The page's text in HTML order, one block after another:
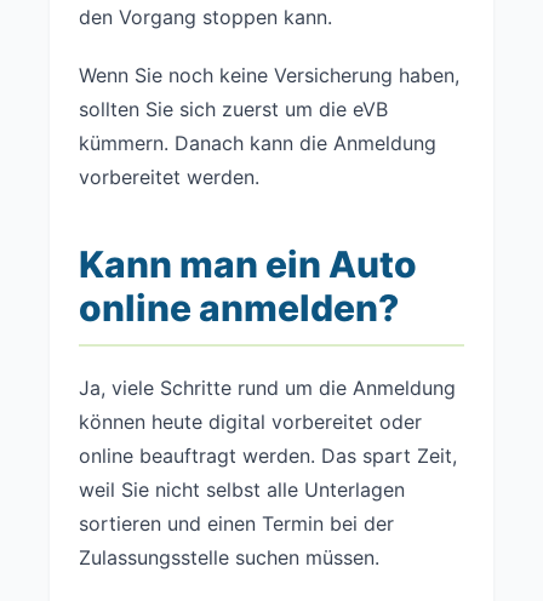
den Vorgang stoppen kann.
Wenn Sie noch keine Versicherung haben,
sollten Sie sich zuerst um die eVB
kümmern. Danach kann die Anmeldung
vorbereitet werden.
Kann man ein Auto
online anmelden?
Ja, viele Schritte rund um die Anmeldung
können heute digital vorbereitet oder
online beauftragt werden. Das spart Zeit,
weil Sie nicht selbst alle Unterlagen
sortieren und einen Termin bei der
Zulassungsstelle suchen müssen.